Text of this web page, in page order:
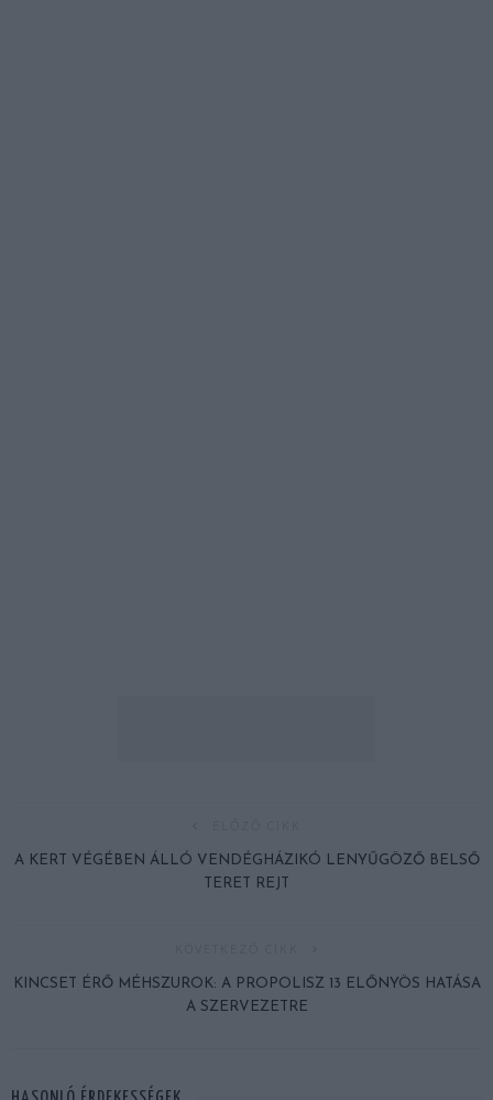
A KERT VÉGÉBEN ÁLLÓ VENDÉGHÁZIKÓ LENYŰGÖZŐ BELSŐ
TERET REJT
KINCSET ÉRŐ MÉHSZUROK: A PROPOLISZ 13 ELŐNYÖS HATÁSA
A SZERVEZETRE